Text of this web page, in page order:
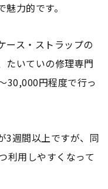
力的です。
ース・ストラップの
たいていの修理専門
30,000円程度で行っ
3週間以上ですが、同
利用しやすくなって